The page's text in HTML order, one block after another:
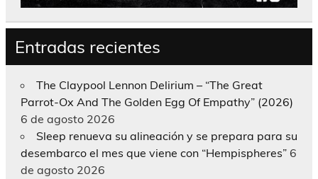
Entradas recientes
The Claypool Lennon Delirium – “The Great
Parrot-Ox And The Golden Egg Of Empathy” (2026)
6 de agosto 2026
Sleep renueva su alineación y se prepara para su
desembarco el mes que viene con “Hempispheres” 6
de agosto 2026